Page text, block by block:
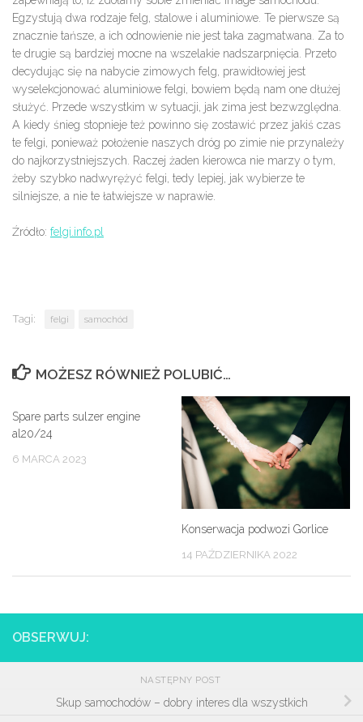
Egzystują dwa rodzaje felg, stalowe i aluminiowe. Te pierwsze są
znacznie tańsze, a ich odnowienie nie jest taka zagmatwana. Za to
te drugie są bardziej mocne na wszelakie nadszarpnięcia. Przeto
decydując się na nabycie zimowych felg, prawidłowiej jest
wyselekcjonować aluminiowe felgi, bowiem będą nam one dłużej
służyć. Przede wszystkim w sytuacji, jak zima jest bezwzględna.
A kiedy śnieg stopnieje też powinno się zostawić przez jakiś czas
te felgi, ponieważ położenie naszych dróg po zimie nie przynależy
do najkorzystniejszych. Raczej żaden kierowca nie marzy o tym,
żeby szybko nadwyrężyć felgi, tedy lepiej, jak wybierze te
silniejsze, a nie te łatwiejsze w naprawie.
Źródło: felgi.info.pl
Tagi: felgi samochód
MOŻESZ RÓWNIEŻ POLUBIĆ…
Spare parts sulzer engine
al20/24
6 MARCA 2023
Konserwacja podwozi Gorlice
14 PAŹDZIERNIKA 2022
OBSERWUJ:
NASTĘPNY POST
Skup samochodów – dobry interes dla wszystkich